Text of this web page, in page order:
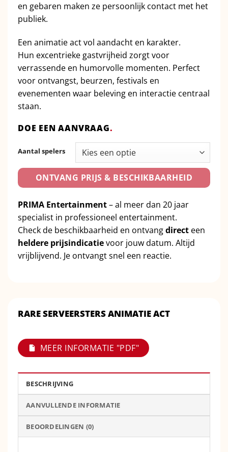
en gebaren maken ze persoonlijk contact met het
publiek.
Een animatie act vol aandacht en karakter.
Hun excentrieke gastvrijheid zorgt voor
verrassende en humorvolle momenten. Perfect
voor ontvangst, beurzen, festivals en
evenementen waar beleving en interactie centraal
staan.
DOE EEN AANVRAAG.
Aantal spelers
ONTVANG PRIJS & BESCHIKBAARHEID
PRIMA Entertainment– al meer dan 20 jaar
specialist in professioneel entertainment.
Check de beschikbaarheid en ontvangdirect een
heldere prijsindicatievoor jouw datum. Altijd
vrijblijvend. Je ontvangt snel een reactie.
RARE SERVEERSTERS ANIMATIE ACT
MEER INFORMATIE "PDF"
BESCHRIJVING
AANVULLENDE INFORMATIE
BEOORDELINGEN (0)